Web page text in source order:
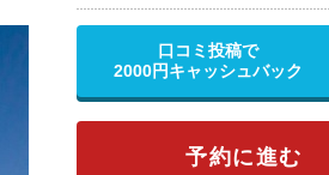
口コミ投稿で
2000円キャッシュバック
予約に進む